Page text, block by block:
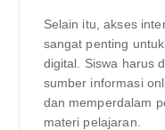
Selain itu, akses
sangat penting
digital. Siswa harus
sumber informasi
dan memperdalam
materi pelajaran.